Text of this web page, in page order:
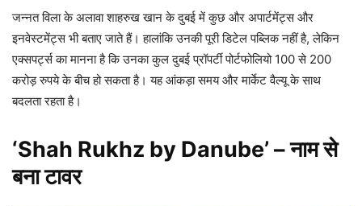
जन्नत विला के अलावा शाहरुख खान के दुबई में कुछ और अपार्टमेंट्स और
इनवेस्टमेंट्स भी बताए जाते हैं। हालांकि उनकी पूरी डिटेल पब्लिक नहीं है, लेकिन
एक्सपर्ट्स का मानना है कि उनका कुल दुबई प्रॉपर्टी पोर्टफोलियो 100 से 200
करोड़ रुपये के बीच हो सकता है। यह आंकड़ा समय और मार्केट वैल्यू के साथ
बदलता रहता है।
‘Shah Rukhz by Danube’ – नाम से
बना टावर